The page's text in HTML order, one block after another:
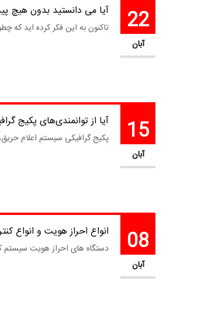
22
آبان
آیا می دانستید بدون هیچ
تاکنون به این فکر کرده اید که
15
آبان
آیا از توانمندی‌های پکیج
پکیج گرافیکی سیستم اعلام
08
آبان
انواع احراز هویت و انواع
دستگاه های احراز هویت سیستم